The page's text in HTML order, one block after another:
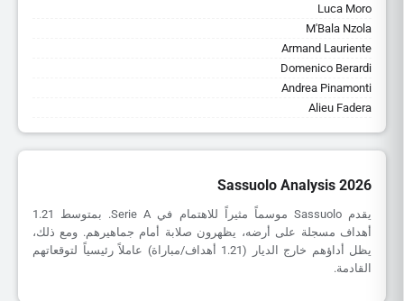
Luca Moro
M'Bala Nzola
Armand Lauriente
Domenico Berardi
Andrea Pinamonti
Alieu Fadera
Sassuolo Analysis 2026
يقدم Sassuolo موسماً مثيراً للاهتمام في Serie A. بمتوسط 1.21
أهداف مسجلة على أرضه، يظهرون صلابة أمام جماهيرهم. ومع ذلك،
يظل أداؤهم خارج الديار (1.21 أهداف/مباراة) عاملاً رئيسياً لتوقعاتهم
القادمة.